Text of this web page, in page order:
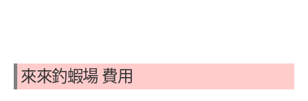
來來釣蝦場 費用